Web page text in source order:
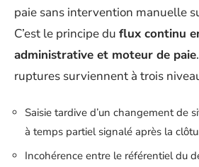
paie sans intervention manuelle
C’est le principe du flux continu
administrative et moteur de paie
ruptures surviennent à trois
Saisie tardive d’un changement de
à temps partiel signalé après la
Incohérence entre le référentiel du